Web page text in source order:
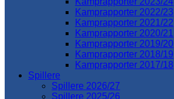
Kamprapporter 2022/23
Kamprapporter 2021/22
Kamprapporter 2020/21
Kamprapporter 2019/20
Kamprapporter 2018/19
Kamprapporter 2017/18
Spillere
Spillere 2026/27
Spillere 2025/26